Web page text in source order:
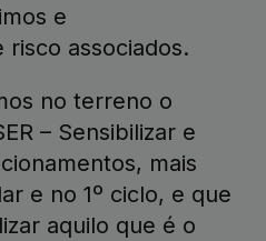
e
associados.
no terreno o
– Sensibilizar e
mais
e no 1º ciclo, e que
aquilo que é o